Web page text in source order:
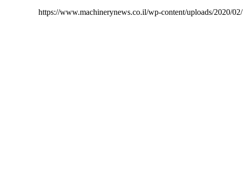
https://www.machinerynews.co.il/wp-content/uploads/2020/